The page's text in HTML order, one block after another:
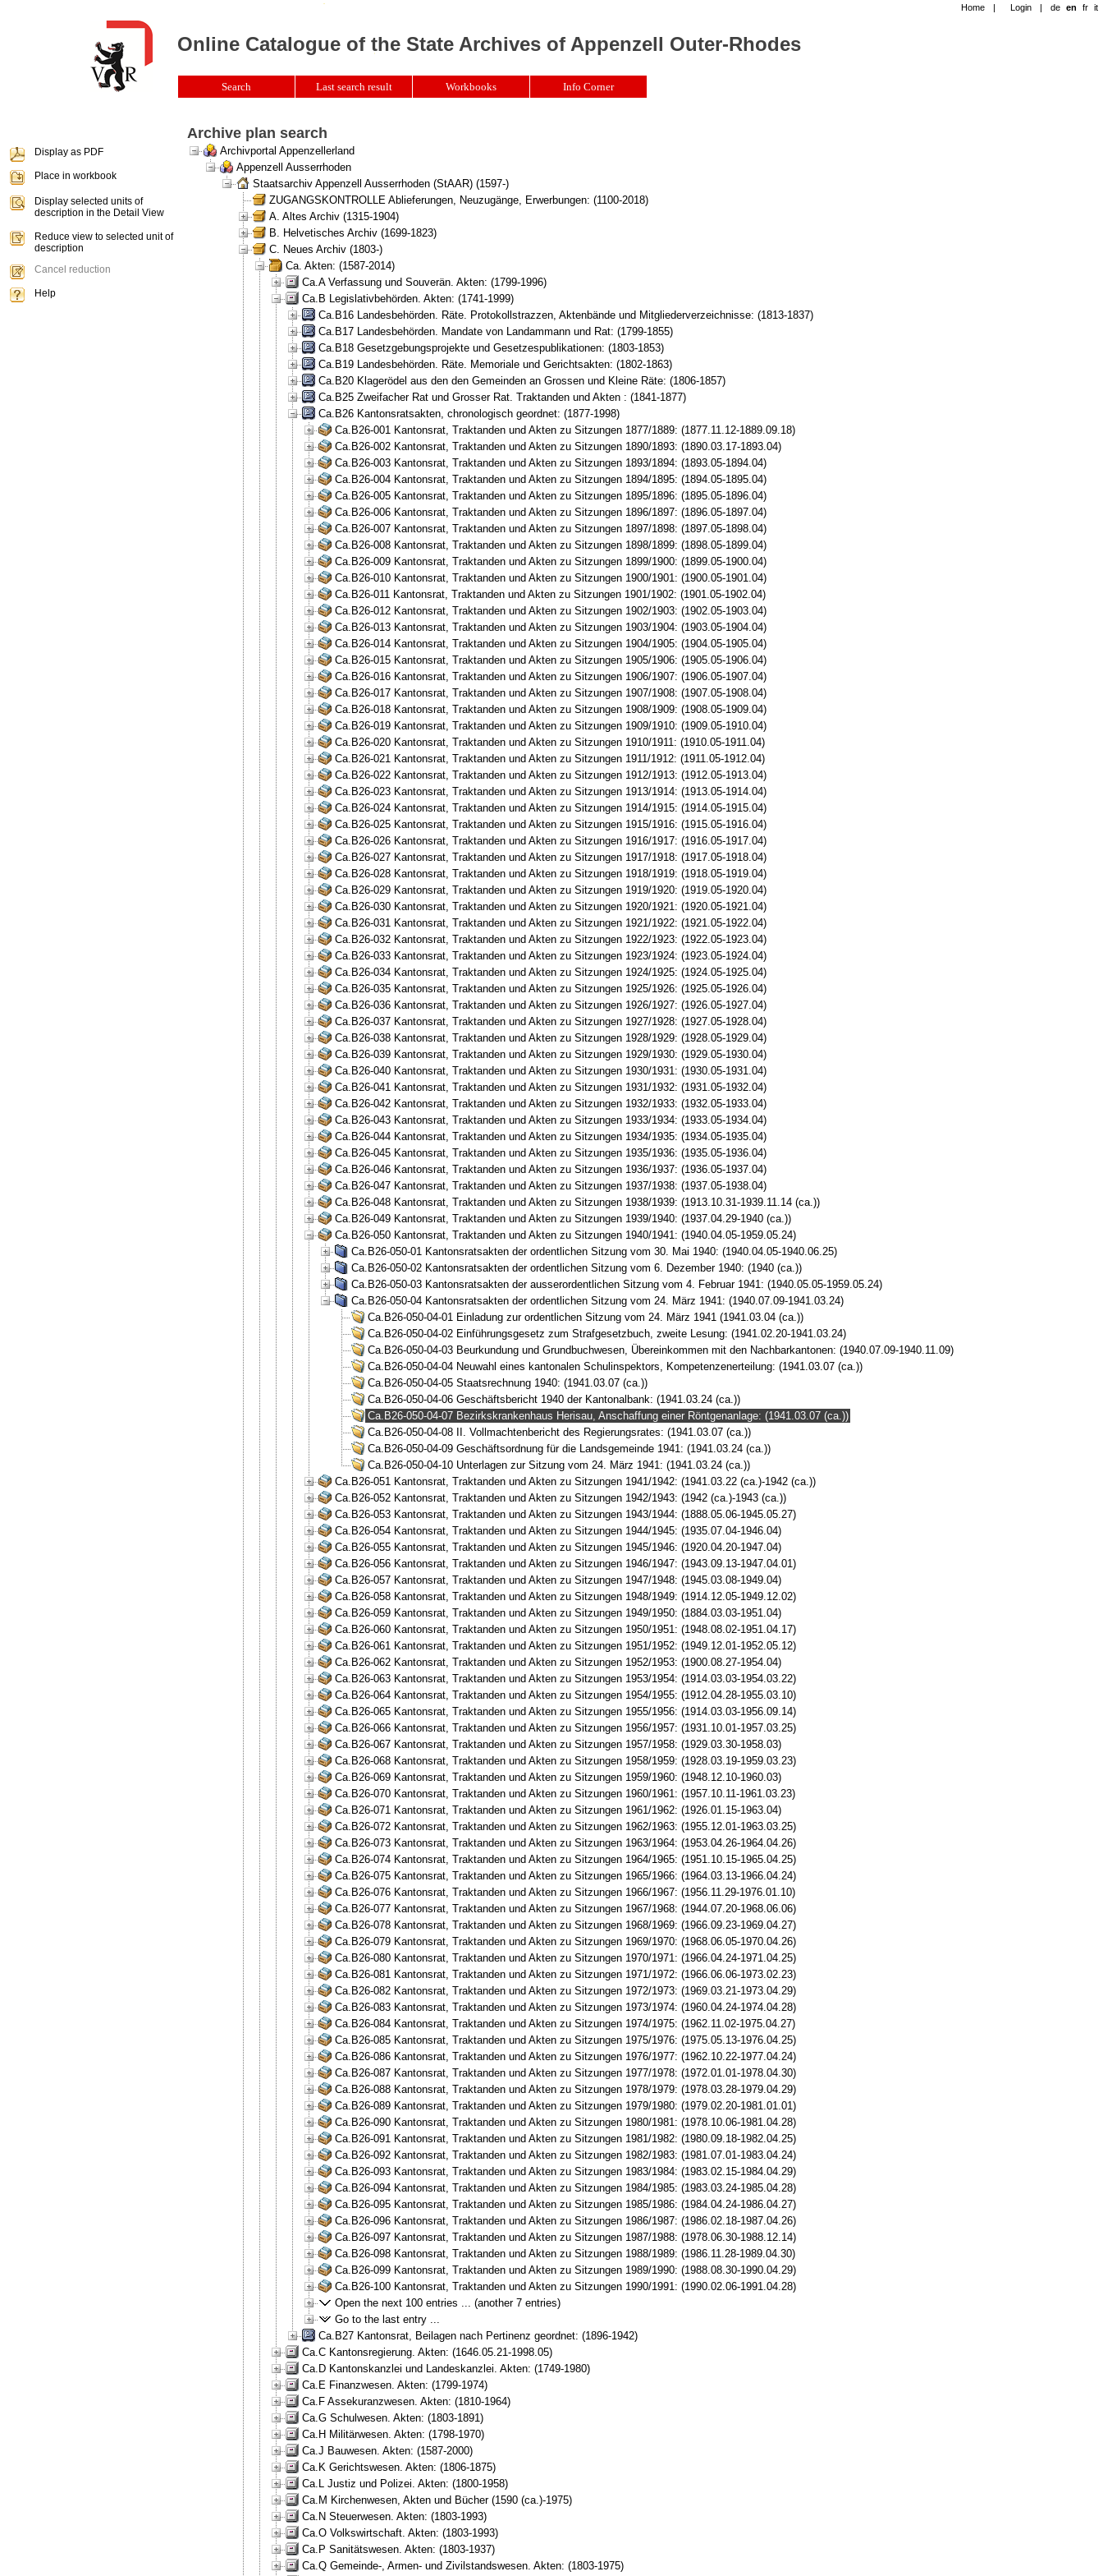
Archive plan search
Archivportal Appenzellerland
Appenzell Ausserrhoden
Staatsarchiv Appenzell Ausserrhoden (StAAR) (1597-)
ZUGANGSKONTROLLE Ablieferungen, Neuzugänge, Erwerbungen: (1100-2018)
A. Altes Archiv (1315-1904)
B. Helvetisches Archiv (1699-1823)
C. Neues Archiv (1803-)
Ca. Akten: (1587-2014)
Ca.A Verfassung und Souverän. Akten: (1799-1996)
Ca.B Legislativbehörden. Akten: (1741-1999)
Ca.B16 Landesbehörden. Räte. Protokollstrazzen, Aktenbände und Mitgliederverzeichnisse: (1813-1837)
Ca.B17 Landesbehörden. Mandate von Landammann und Rat: (1799-1855)
Ca.B18 Gesetzgebungsprojekte und Gesetzespublikationen: (1803-1853)
Ca.B19 Landesbehörden. Räte. Memoriale und Gerichtsakten: (1802-1863)
Ca.B20 Klagerödel aus den den Gemeinden an Grossen und Kleine Räte: (1806-1857)
Ca.B25 Zweifacher Rat und Grosser Rat. Traktanden und Akten : (1841-1877)
Ca.B26 Kantonsratsakten, chronologisch geordnet: (1877-1998)
Ca.B26-001 Kantonsrat, Traktanden und Akten zu Sitzungen 1877/1889: (1877.11.12-1889.09.18)
Ca.B26-002 Kantonsrat, Traktanden und Akten zu Sitzungen 1890/1893: (1890.03.17-1893.04)
Ca.B26-003 Kantonsrat, Traktanden und Akten zu Sitzungen 1893/1894: (1893.05-1894.04)
Ca.B26-004 Kantonsrat, Traktanden und Akten zu Sitzungen 1894/1895: (1894.05-1895.04)
Ca.B26-005 Kantonsrat, Traktanden und Akten zu Sitzungen 1895/1896: (1895.05-1896.04)
Ca.B26-006 Kantonsrat, Traktanden und Akten zu Sitzungen 1896/1897: (1896.05-1897.04)
Ca.B26-007 Kantonsrat, Traktanden und Akten zu Sitzungen 1897/1898: (1897.05-1898.04)
Ca.B26-008 Kantonsrat, Traktanden und Akten zu Sitzungen 1898/1899: (1898.05-1899.04)
Ca.B26-009 Kantonsrat, Traktanden und Akten zu Sitzungen 1899/1900: (1899.05-1900.04)
Ca.B26-010 Kantonsrat, Traktanden und Akten zu Sitzungen 1900/1901: (1900.05-1901.04)
Ca.B26-011 Kantonsrat, Traktanden und Akten zu Sitzungen 1901/1902: (1901.05-1902.04)
Ca.B26-012 Kantonsrat, Traktanden und Akten zu Sitzungen 1902/1903: (1902.05-1903.04)
Ca.B26-013 Kantonsrat, Traktanden und Akten zu Sitzungen 1903/1904: (1903.05-1904.04)
Ca.B26-014 Kantonsrat, Traktanden und Akten zu Sitzungen 1904/1905: (1904.05-1905.04)
Ca.B26-015 Kantonsrat, Traktanden und Akten zu Sitzungen 1905/1906: (1905.05-1906.04)
Ca.B26-016 Kantonsrat, Traktanden und Akten zu Sitzungen 1906/1907: (1906.05-1907.04)
Ca.B26-017 Kantonsrat, Traktanden und Akten zu Sitzungen 1907/1908: (1907.05-1908.04)
Ca.B26-018 Kantonsrat, Traktanden und Akten zu Sitzungen 1908/1909: (1908.05-1909.04)
Ca.B26-019 Kantonsrat, Traktanden und Akten zu Sitzungen 1909/1910: (1909.05-1910.04)
Ca.B26-020 Kantonsrat, Traktanden und Akten zu Sitzungen 1910/1911: (1910.05-1911.04)
Ca.B26-021 Kantonsrat, Traktanden und Akten zu Sitzungen 1911/1912: (1911.05-1912.04)
Ca.B26-022 Kantonsrat, Traktanden und Akten zu Sitzungen 1912/1913: (1912.05-1913.04)
Ca.B26-023 Kantonsrat, Traktanden und Akten zu Sitzungen 1913/1914: (1913.05-1914.04)
Ca.B26-024 Kantonsrat, Traktanden und Akten zu Sitzungen 1914/1915: (1914.05-1915.04)
Ca.B26-025 Kantonsrat, Traktanden und Akten zu Sitzungen 1915/1916: (1915.05-1916.04)
Ca.B26-026 Kantonsrat, Traktanden und Akten zu Sitzungen 1916/1917: (1916.05-1917.04)
Ca.B26-027 Kantonsrat, Traktanden und Akten zu Sitzungen 1917/1918: (1917.05-1918.04)
Ca.B26-028 Kantonsrat, Traktanden und Akten zu Sitzungen 1918/1919: (1918.05-1919.04)
Ca.B26-029 Kantonsrat, Traktanden und Akten zu Sitzungen 1919/1920: (1919.05-1920.04)
Ca.B26-030 Kantonsrat, Traktanden und Akten zu Sitzungen 1920/1921: (1920.05-1921.04)
Ca.B26-031 Kantonsrat, Traktanden und Akten zu Sitzungen 1921/1922: (1921.05-1922.04)
Ca.B26-032 Kantonsrat, Traktanden und Akten zu Sitzungen 1922/1923: (1922.05-1923.04)
Ca.B26-033 Kantonsrat, Traktanden und Akten zu Sitzungen 1923/1924: (1923.05-1924.04)
Ca.B26-034 Kantonsrat, Traktanden und Akten zu Sitzungen 1924/1925: (1924.05-1925.04)
Ca.B26-035 Kantonsrat, Traktanden und Akten zu Sitzungen 1925/1926: (1925.05-1926.04)
Ca.B26-036 Kantonsrat, Traktanden und Akten zu Sitzungen 1926/1927: (1926.05-1927.04)
Ca.B26-037 Kantonsrat, Traktanden und Akten zu Sitzungen 1927/1928: (1927.05-1928.04)
Ca.B26-038 Kantonsrat, Traktanden und Akten zu Sitzungen 1928/1929: (1928.05-1929.04)
Ca.B26-039 Kantonsrat, Traktanden und Akten zu Sitzungen 1929/1930: (1929.05-1930.04)
Ca.B26-040 Kantonsrat, Traktanden und Akten zu Sitzungen 1930/1931: (1930.05-1931.04)
Ca.B26-041 Kantonsrat, Traktanden und Akten zu Sitzungen 1931/1932: (1931.05-1932.04)
Ca.B26-042 Kantonsrat, Traktanden und Akten zu Sitzungen 1932/1933: (1932.05-1933.04)
Ca.B26-043 Kantonsrat, Traktanden und Akten zu Sitzungen 1933/1934: (1933.05-1934.04)
Ca.B26-044 Kantonsrat, Traktanden und Akten zu Sitzungen 1934/1935: (1934.05-1935.04)
Ca.B26-045 Kantonsrat, Traktanden und Akten zu Sitzungen 1935/1936: (1935.05-1936.04)
Ca.B26-046 Kantonsrat, Traktanden und Akten zu Sitzungen 1936/1937: (1936.05-1937.04)
Ca.B26-047 Kantonsrat, Traktanden und Akten zu Sitzungen 1937/1938: (1937.05-1938.04)
Ca.B26-048 Kantonsrat, Traktanden und Akten zu Sitzungen 1938/1939: (1913.10.31-1939.11.14 (ca.))
Ca.B26-049 Kantonsrat, Traktanden und Akten zu Sitzungen 1939/1940: (1937.04.29-1940 (ca.))
Ca.B26-050 Kantonsrat, Traktanden und Akten zu Sitzungen 1940/1941: (1940.04.05-1959.05.24)
Ca.B26-050-01 Kantonsratsakten der ordentlichen Sitzung vom 30. Mai 1940: (1940.04.05-1940.06.25)
Ca.B26-050-02 Kantonsratsakten der ordentlichen Sitzung vom 6. Dezember 1940: (1940 (ca.))
Ca.B26-050-03 Kantonsratsakten der ausserordentlichen Sitzung vom 4. Februar 1941: (1940.05.05-1959.05.24)
Ca.B26-050-04 Kantonsratsakten der ordentlichen Sitzung vom 24. März 1941: (1940.07.09-1941.03.24)
Ca.B26-050-04-01 Einladung zur ordentlichen Sitzung vom 24. März 1941 (1941.03.04 (ca.))
Ca.B26-050-04-02 Einführungsgesetz zum Strafgesetzbuch, zweite Lesung: (1941.02.20-1941.03.24)
Ca.B26-050-04-03 Beurkundung und Grundbuchwesen, Übereinkommen mit den Nachbarkantonen: (1940.07.09-1940.11.09)
Ca.B26-050-04-04 Neuwahl eines kantonalen Schulinspektors, Kompetenzenerteilung: (1941.03.07 (ca.))
Ca.B26-050-04-05 Staatsrechnung 1940: (1941.03.07 (ca.))
Ca.B26-050-04-06 Geschäftsbericht 1940 der Kantonalbank: (1941.03.24 (ca.))
Ca.B26-050-04-07 Bezirkskrankenhaus Herisau, Anschaffung einer Röntgenanlage: (1941.03.07 (ca.))
Ca.B26-050-04-08 II. Vollmachtenbericht des Regierungsrates: (1941.03.07 (ca.))
Ca.B26-050-04-09 Geschäftsordnung für die Landsgemeinde 1941: (1941.03.24 (ca.))
Ca.B26-050-04-10 Unterlagen zur Sitzung vom 24. März 1941: (1941.03.24 (ca.))
Ca.B26-051 Kantonsrat, Traktanden und Akten zu Sitzungen 1941/1942: (1941.03.22 (ca.)-1942 (ca.))
Ca.B26-052 Kantonsrat, Traktanden und Akten zu Sitzungen 1942/1943: (1942 (ca.)-1943 (ca.))
Ca.B26-053 Kantonsrat, Traktanden und Akten zu Sitzungen 1943/1944: (1888.05.06-1945.05.27)
Ca.B26-054 Kantonsrat, Traktanden und Akten zu Sitzungen 1944/1945: (1935.07.04-1946.04)
Ca.B26-055 Kantonsrat, Traktanden und Akten zu Sitzungen 1945/1946: (1920.04.20-1947.04)
Ca.B26-056 Kantonsrat, Traktanden und Akten zu Sitzungen 1946/1947: (1943.09.13-1947.04.01)
Ca.B26-057 Kantonsrat, Traktanden und Akten zu Sitzungen 1947/1948: (1945.03.08-1949.04)
Ca.B26-058 Kantonsrat, Traktanden und Akten zu Sitzungen 1948/1949: (1914.12.05-1949.12.02)
Ca.B26-059 Kantonsrat, Traktanden und Akten zu Sitzungen 1949/1950: (1884.03.03-1951.04)
Ca.B26-060 Kantonsrat, Traktanden und Akten zu Sitzungen 1950/1951: (1948.08.02-1951.04.17)
Ca.B26-061 Kantonsrat, Traktanden und Akten zu Sitzungen 1951/1952: (1949.12.01-1952.05.12)
Ca.B26-062 Kantonsrat, Traktanden und Akten zu Sitzungen 1952/1953: (1900.08.27-1954.04)
Ca.B26-063 Kantonsrat, Traktanden und Akten zu Sitzungen 1953/1954: (1914.03.03-1954.03.22)
Ca.B26-064 Kantonsrat, Traktanden und Akten zu Sitzungen 1954/1955: (1912.04.28-1955.03.10)
Ca.B26-065 Kantonsrat, Traktanden und Akten zu Sitzungen 1955/1956: (1914.03.03-1956.09.14)
Ca.B26-066 Kantonsrat, Traktanden und Akten zu Sitzungen 1956/1957: (1931.10.01-1957.03.25)
Ca.B26-067 Kantonsrat, Traktanden und Akten zu Sitzungen 1957/1958: (1929.03.30-1958.03)
Ca.B26-068 Kantonsrat, Traktanden und Akten zu Sitzungen 1958/1959: (1928.03.19-1959.03.23)
Ca.B26-069 Kantonsrat, Traktanden und Akten zu Sitzungen 1959/1960: (1948.12.10-1960.03)
Ca.B26-070 Kantonsrat, Traktanden und Akten zu Sitzungen 1960/1961: (1957.10.11-1961.03.23)
Ca.B26-071 Kantonsrat, Traktanden und Akten zu Sitzungen 1961/1962: (1926.01.15-1963.04)
Ca.B26-072 Kantonsrat, Traktanden und Akten zu Sitzungen 1962/1963: (1955.12.01-1963.03.25)
Ca.B26-073 Kantonsrat, Traktanden und Akten zu Sitzungen 1963/1964: (1953.04.26-1964.04.26)
Ca.B26-074 Kantonsrat, Traktanden und Akten zu Sitzungen 1964/1965: (1951.10.15-1965.04.25)
Ca.B26-075 Kantonsrat, Traktanden und Akten zu Sitzungen 1965/1966: (1964.03.13-1966.04.24)
Ca.B26-076 Kantonsrat, Traktanden und Akten zu Sitzungen 1966/1967: (1956.11.29-1976.01.10)
Ca.B26-077 Kantonsrat, Traktanden und Akten zu Sitzungen 1967/1968: (1944.07.20-1968.06.06)
Ca.B26-078 Kantonsrat, Traktanden und Akten zu Sitzungen 1968/1969: (1966.09.23-1969.04.27)
Ca.B26-079 Kantonsrat, Traktanden und Akten zu Sitzungen 1969/1970: (1968.06.05-1970.04.26)
Ca.B26-080 Kantonsrat, Traktanden und Akten zu Sitzungen 1970/1971: (1966.04.24-1971.04.25)
Ca.B26-081 Kantonsrat, Traktanden und Akten zu Sitzungen 1971/1972: (1966.06.06-1973.02.23)
Ca.B26-082 Kantonsrat, Traktanden und Akten zu Sitzungen 1972/1973: (1969.03.21-1973.04.29)
Ca.B26-083 Kantonsrat, Traktanden und Akten zu Sitzungen 1973/1974: (1960.04.24-1974.04.28)
Ca.B26-084 Kantonsrat, Traktanden und Akten zu Sitzungen 1974/1975: (1962.11.02-1975.04.27)
Ca.B26-085 Kantonsrat, Traktanden und Akten zu Sitzungen 1975/1976: (1975.05.13-1976.04.25)
Ca.B26-086 Kantonsrat, Traktanden und Akten zu Sitzungen 1976/1977: (1962.10.22-1977.04.24)
Ca.B26-087 Kantonsrat, Traktanden und Akten zu Sitzungen 1977/1978: (1972.01.01-1978.04.30)
Ca.B26-088 Kantonsrat, Traktanden und Akten zu Sitzungen 1978/1979: (1978.03.28-1979.04.29)
Ca.B26-089 Kantonsrat, Traktanden und Akten zu Sitzungen 1979/1980: (1979.02.20-1981.01.01)
Ca.B26-090 Kantonsrat, Traktanden und Akten zu Sitzungen 1980/1981: (1978.10.06-1981.04.28)
Ca.B26-091 Kantonsrat, Traktanden und Akten zu Sitzungen 1981/1982: (1980.09.18-1982.04.25)
Ca.B26-092 Kantonsrat, Traktanden und Akten zu Sitzungen 1982/1983: (1981.07.01-1983.04.24)
Ca.B26-093 Kantonsrat, Traktanden und Akten zu Sitzungen 1983/1984: (1983.02.15-1984.04.29)
Ca.B26-094 Kantonsrat, Traktanden und Akten zu Sitzungen 1984/1985: (1983.03.24-1985.04.28)
Ca.B26-095 Kantonsrat, Traktanden und Akten zu Sitzungen 1985/1986: (1984.04.24-1986.04.27)
Ca.B26-096 Kantonsrat, Traktanden und Akten zu Sitzungen 1986/1987: (1986.02.18-1987.04.26)
Ca.B26-097 Kantonsrat, Traktanden und Akten zu Sitzungen 1987/1988: (1978.06.30-1988.12.14)
Ca.B26-098 Kantonsrat, Traktanden und Akten zu Sitzungen 1988/1989: (1986.11.28-1989.04.30)
Ca.B26-099 Kantonsrat, Traktanden und Akten zu Sitzungen 1989/1990: (1988.08.30-1990.04.29)
Ca.B26-100 Kantonsrat, Traktanden und Akten zu Sitzungen 1990/1991: (1990.02.06-1991.04.28)
Open the next 100 entries ... (another 7 entries)
Go to the last entry ...
Ca.B27 Kantonsrat, Beilagen nach Pertinenz geordnet: (1896-1942)
Ca.C Kantonsregierung. Akten: (1646.05.21-1998.05)
Ca.D Kantonskanzlei und Landeskanzlei. Akten: (1749-1980)
Ca.E Finanzwesen. Akten: (1799-1974)
Ca.F Assekuranzwesen. Akten: (1810-1964)
Ca.G Schulwesen. Akten: (1803-1891)
Ca.H Militärwesen. Akten: (1798-1970)
Ca.J Bauwesen. Akten: (1587-2000)
Ca.K Gerichtswesen. Akten: (1806-1875)
Ca.L Justiz und Polizei. Akten: (1800-1958)
Ca.M Kirchenwesen, Akten und Bücher (1590 (ca.)-1975)
Ca.N Steuerwesen. Akten: (1803-1993)
Ca.O Volkswirtschaft. Akten: (1803-1993)
Ca.P Sanitätswesen. Akten: (1803-1937)
Ca.Q Gemeinde-, Armen- und Zivilstandswesen. Akten: (1803-1975)
Home | Login | de en fr it
Online Catalogue of the State Archives of Appenzell Outer-Rhodes
Search Last search result Workbooks Info Corner
Display as PDF
Place in workbook
Display selected units of
description in the Detail View
Reduce view to selected unit of
description
Cancel reduction
Help